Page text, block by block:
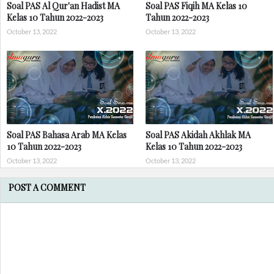
Soal PAS Al Qur'an Hadist MA
Kelas 10 Tahun 2022-2023
October 13, 2022
Soal PAS Fiqih MA Kelas 10
Tahun 2022-2023
October 13, 2022
Soal PAS Bahasa Arab MA Kelas
10 Tahun 2022-2023
October 13, 2022
Soal PAS Akidah Akhlak MA
Kelas 10 Tahun 2022-2023
October 13, 2022
POST A COMMENT